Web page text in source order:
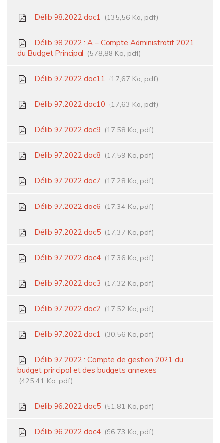
Délib 98.2022 doc1 135,56 Ko, pdf
Délib 98.2022 : A – Compte Administratif 2021
du Budget Principal
578,88 Ko, pdf
Délib 97.2022 doc11 17,67 Ko, pdf
Délib 97.2022 doc10 17,63 Ko, pdf
Délib 97.2022 doc9 17,58 Ko, pdf
Délib 97.2022 doc8 17,59 Ko, pdf
Délib 97.2022 doc7 17,28 Ko, pdf
Délib 97.2022 doc6 17,34 Ko, pdf
Délib 97.2022 doc5 17,37 Ko, pdf
Délib 97.2022 doc4 17,36 Ko, pdf
Délib 97.2022 doc3 17,32 Ko, pdf
Délib 97.2022 doc2 17,52 Ko, pdf
Délib 97.2022 doc1 30,56 Ko, pdf
Délib 97.2022 : Compte de gestion 2021 du
budget principal et des budgets annexes
425,41 Ko, pdf
Délib 96.2022 doc5 51,81 Ko, pdf
Délib 96.2022 doc4 96,73 Ko, pdf